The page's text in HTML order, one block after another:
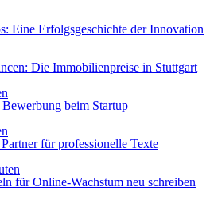
Eine Erfolgsgeschichte der Innovation
Die Immobilienpreise in Stuttgart
beim Startup
für professionelle Texte
für Online-Wachstum neu schreiben